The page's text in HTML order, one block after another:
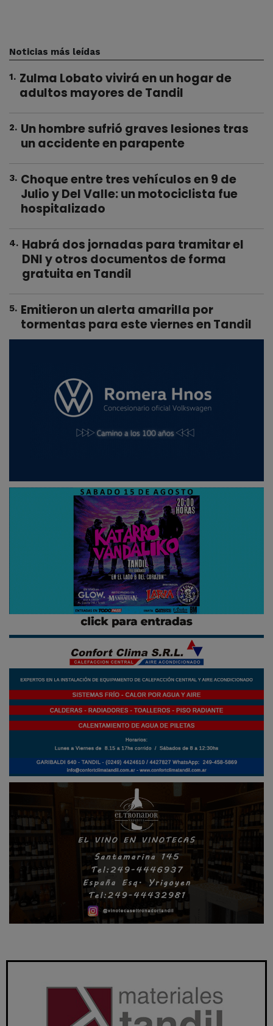
Noticias más leídas
1. Zulma Lobato vivirá en un hogar de
adultos mayores de Tandil
2. Un hombre sufrió graves lesiones tras
un accidente en parapente
3. Choque entre tres vehículos en 9 de
Julio y Del Valle: un motociclista fue
hospitalizado
4. Habrá dos jornadas para tramitar el
DNI y otros documentos de forma
gratuita en Tandil
5. Emitieron un alerta amarilla por
tormentas para este viernes en Tandil